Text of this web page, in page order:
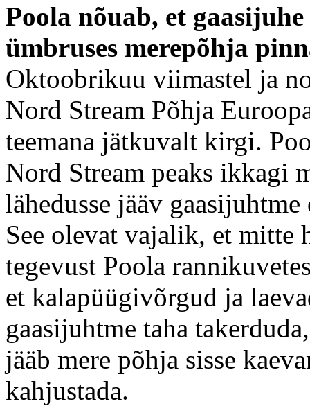
Poola nõuab, et
ümbruses merepõhja
Oktoobrikuu viimastel ja
Nord Stream Põhja
teemana jätkuvalt kirgi.
Nord Stream peaks ikkagi
lähedusse jääv
See olevat vajalik, et mitte
tegevust Poola
et kalapüügivõrgud ja
gaasijuhtme taha
jääb mere põhja sisse
kahjustada.